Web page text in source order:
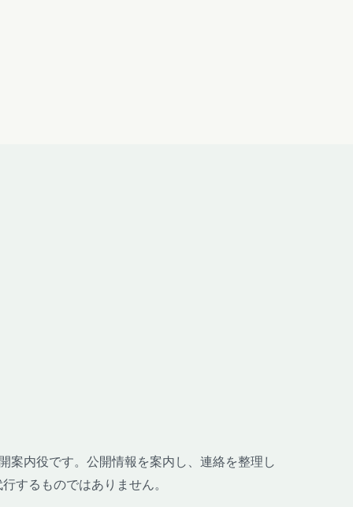
案内役です。公開情報を案内し、連絡を整理し
するものではありません。